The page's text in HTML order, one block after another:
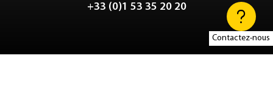
Contactez-nous
+33 (0)1 53 35 20 20